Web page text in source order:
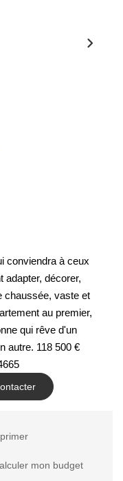
conviendra à ceux
adapter, décorer,
chaussée, vaste et
au premier,
qui rêve d'un
autre. 118 500 €
mon budget